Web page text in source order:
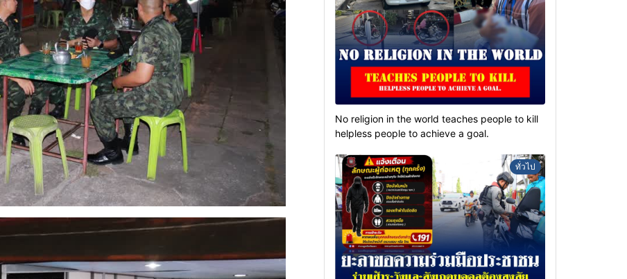
No religion in the world teaches people to kill
helpless people to achieve a goal.
ทั่วไป